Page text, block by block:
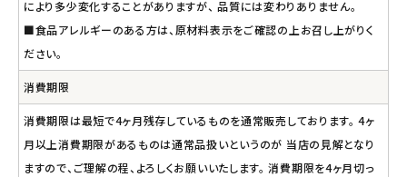
により多少変化することがありますが、 品質には変わりありません。
■食品アレルギーのある方は、原材料表示をご確認の上お召し上がりく
ださい。
消費期限
消費期限は最短で4ヶ月残存しているものを通常販売しております。 4ヶ
月以上消費期限があるものは通常品扱いというのが 当店の見解となり
ますので、ご理解の程、よろしくお願いいたします。 消費期限を4ヶ月切っ